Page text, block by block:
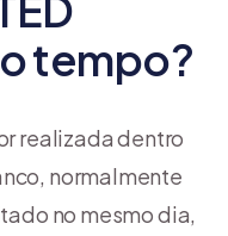
tempo?
realizada dentro
normalmente
no mesmo dia,